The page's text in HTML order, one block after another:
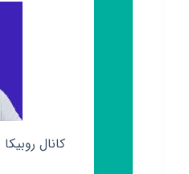
کانال